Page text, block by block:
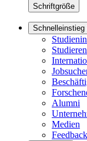
Schriftgröße
Schnelleinstieg
Alumni
Medien
Feedback